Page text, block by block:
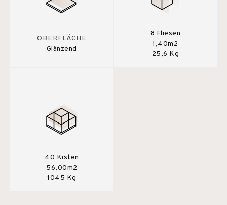
OBERFLÄCHE
Glänzend
8 Fliesen
1,40m2
25,6 Kg
40 Kisten
56,00m2
1045 Kg